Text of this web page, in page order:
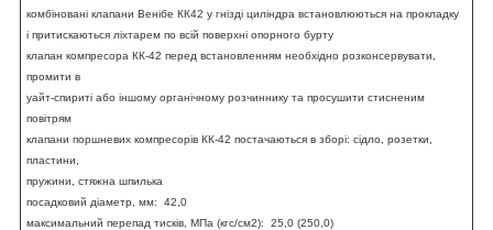
комбіновані клапани Венібе КК42 у гнізді циліндра встановлюються на прокладку
і притискаються ліхтарем по всій поверхні опорного бурту
клапан компресора КК-42 перед встановленням необхідно розконсервувати,
промити в
уайт-спириті або іншому органічному розчиннику та просушити стисненим
повітрям
клапани поршневих компресорів КК-42 постачаються в зборі: сідло, розетки,
пластини,
пружини, стяжна шпилька
посадковий діаметр, мм: 42,0
максимальний перепад тисків, МПа (кгс/см2): 25,0 (250,0)